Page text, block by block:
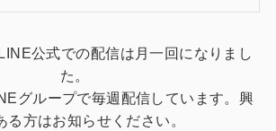
公式での配信は月一回になりまし
た。
グループで毎週配信しています。興
る方はお知らせください。